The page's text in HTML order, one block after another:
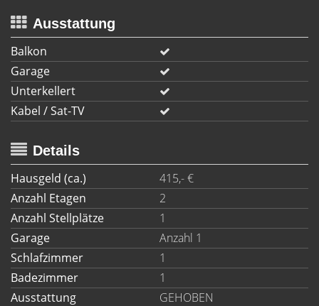
Ausstattung
Balkon
Garage
Unterkellert
Kabel / Sat-TV
Details
Hausgeld (ca.)
415,- €
Anzahl Etagen
2
Anzahl Stellplätze
1
Garage
Anzahl 1
Schlafzimmer
1
Badezimmer
1
Ausstattung
GEHOBEN